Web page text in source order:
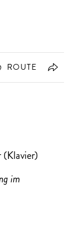
ROUTE
(Klavier)
im